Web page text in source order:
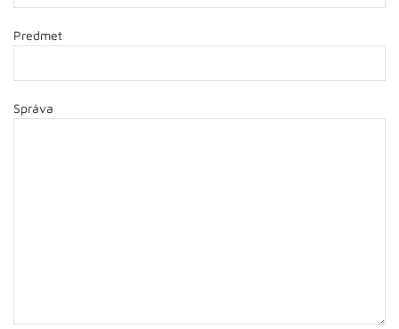
Predmet
Správa